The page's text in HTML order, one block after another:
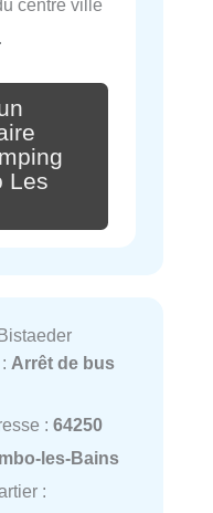
centre ville
Les
Arrêt de bus
: 64250
les-Bains
: